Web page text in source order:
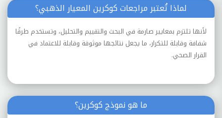
لماذا تُعتبر مراجعات كوكرين المعيار الذهبي؟
لأنها تلتزم بمعايير صارمة في البحث والتقييم والتحليل، وتستخدم طرقًا
شفافة وقابلة للتكرار، ما يجعل نتائجها موثوقة وقابلة للاعتماد في
القرار الصحي.
ما هو نموذج كوكرين؟